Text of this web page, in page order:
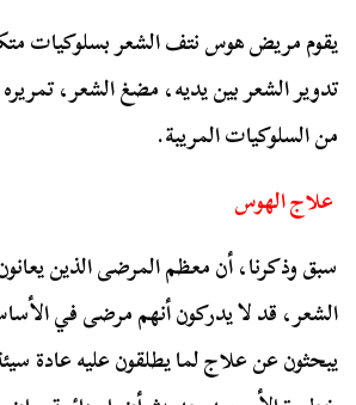
يقوم مريض هوس نتف الشعر بسلوكيات
تدوير الشعر بين يديه، مضغ الشعر، تمريره
من السلوكيات المريبة.
علاج الهوس
سبق وذكرنا، أن معظم المرضى الذين
الشعر، قد لا يدركون أنهم مرضى في
يبحثون عن علاج لما يطلقون عليه عادة